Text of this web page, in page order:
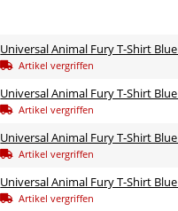
Universal Animal Fury T-Shirt
Artikel vergriffen
Universal Animal Fury T-Shirt
Artikel vergriffen
Universal Animal Fury T-Shirt
Artikel vergriffen
Universal Animal Fury T-Shirt
Artikel vergriffen